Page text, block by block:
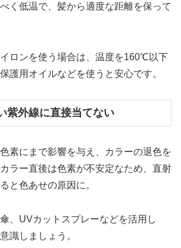
く低温で、髪から適度な距離を保って
ロンを使う場合は、温度を160℃以下
護用オイルなどを使うと安心です。
紫外線に直接当てない
素にまで影響を与え、カラーの退色を
ラー直後は色素が不安定なため、直射
と色あせの原因に。
、UVカットスプレーなどを活用し
識しましょう。